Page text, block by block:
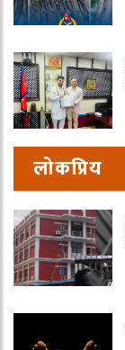
लोकप्रिय